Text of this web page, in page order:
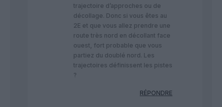
trajectoire d’approches ou de
décollage. Donc si vous êtes au
2E et que vous allez prendre une
route très nord en décollant face
ouest, fort probable que vous
partiez du doublé nord. Les
trajectoires définissent les pistes
?
RÉPONDRE